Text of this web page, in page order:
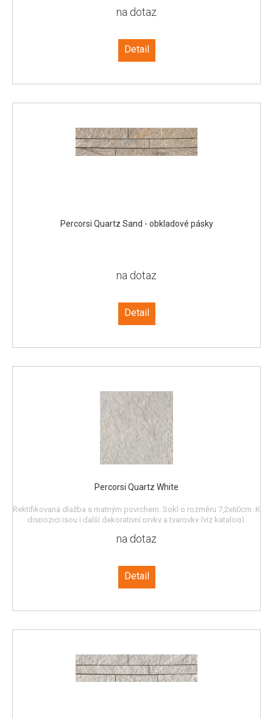
na dotaz
Detail
Percorsi Quartz Sand - obkladové pásky
na dotaz
Detail
Percorsi Quartz White
Rektifikovaná dlažba s matným povrchem. Sokl o rozměru 7,2x60cm. K
dispozici jsou i další dekorativní prvky a tvarovky (viz katalog).
na dotaz
Detail